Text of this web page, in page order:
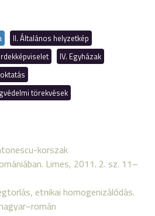
II. Általános helyzetkép
IV. Egyházak
törekvések
korszak
Limes, 2011. 2. sz. 11–
etnikai homogenizálódás.